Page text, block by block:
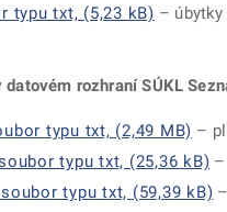
typu txt, (5,23 kB) – úbytky
datovém rozhraní SÚKL
typu txt, (2,49 MB) –
typu txt, (25,36 kB)
soubor typu txt, (59,39 kB)